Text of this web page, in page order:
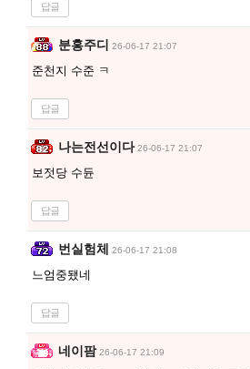
답글
분홍주디 26-06-17 21:07
준천지 수준 ㅋ
답글
나는전선이다 26-06-17 21:07
보젓당 수듄
답글
번실험체 26-06-17 21:08
느엄중됐네
답글
네이팜 26-06-17 21:09